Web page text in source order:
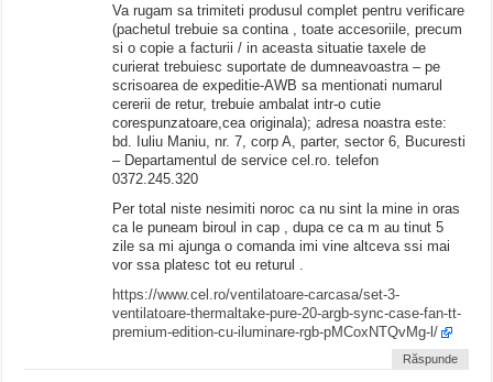
Va rugam sa trimiteti produsul complet pentru verificare
(pachetul trebuie sa contina , toate accesoriile, precum
si o copie a facturii / in aceasta situatie taxele de
curierat trebuiesc suportate de dumneavoastra – pe
scrisoarea de expeditie-AWB sa mentionati numarul
cererii de retur, trebuie ambalat intr-o cutie
corespunzatoare,cea originala); adresa noastra este:
bd. Iuliu Maniu, nr. 7, corp A, parter, sector 6, Bucuresti
– Departamentul de service cel.ro. telefon
0372.245.320
Per total niste nesimiti noroc ca nu sint la mine in oras
ca le puneam biroul in cap , dupa ce ca m au tinut 5
zile sa mi ajunga o comanda imi vine altceva ssi mai
vor ssa platesc tot eu returul .
https://www.cel.ro/ventilatoare-carcasa/set-3-
ventilatoare-thermaltake-pure-20-argb-sync-case-fan-tt-
premium-edition-cu-iluminare-rgb-pMCoxNTQvMg-l/
Răspunde